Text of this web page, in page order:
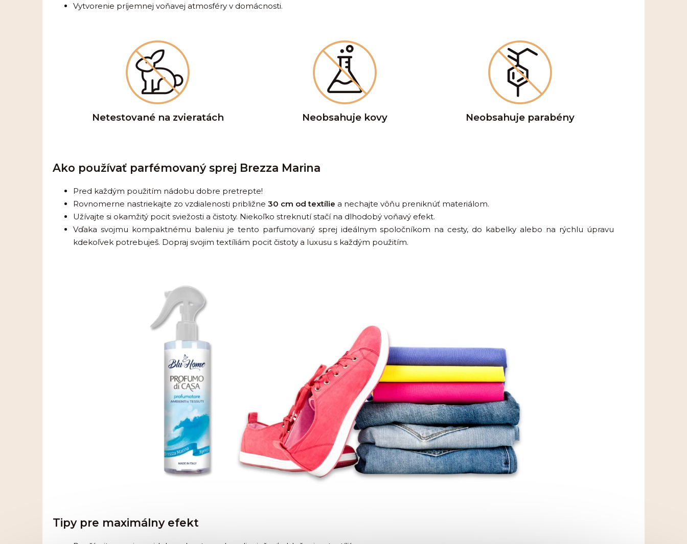
Vytvorenie príjemnej voňavej atmosféry v domácnosti.
Netestované na zvieratách Neobsahuje kovy Neobsahuje parabény
Ako používať parfémovaný sprej Brezza Marina
Pred každým použitím nádobu dobre pretrepte!
Rovnomerne nastriekajte zo vzdialenosti približne 30 cm od textílie a nechajte vôňu preniknúť materiálom.
Užívajte si okamžitý pocit sviežosti a čistoty. Niekoľko streknutí stačí na dlhodobý voňavý efekt.
Vďaka svojmu kompaktnému baleniu je tento parfumovaný sprej ideálnym spoločníkom na cesty, do kabelky alebo na rýchlu úpravu
kdekoľvek potrebuješ. Dopraj svojim textíliám pocit čistoty a luxusu s každým použitím.
Tipy pre maximálny efekt